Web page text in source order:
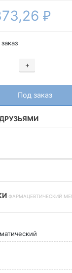
₽
+
Добавляется...
Под заказ
Добавлен
ФАРМАЦЕВТИЧЕСКИЙ